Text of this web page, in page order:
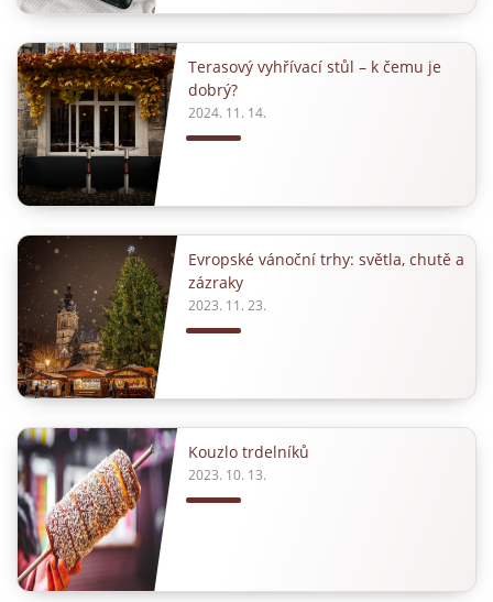
Terasový vyhřívací stůl – k čemu je
dobrý?
2024. 11. 14.
Evropské vánoční trhy: světla, chutě a
zázraky
2023. 11. 23.
Kouzlo trdelníků
2023. 10. 13.